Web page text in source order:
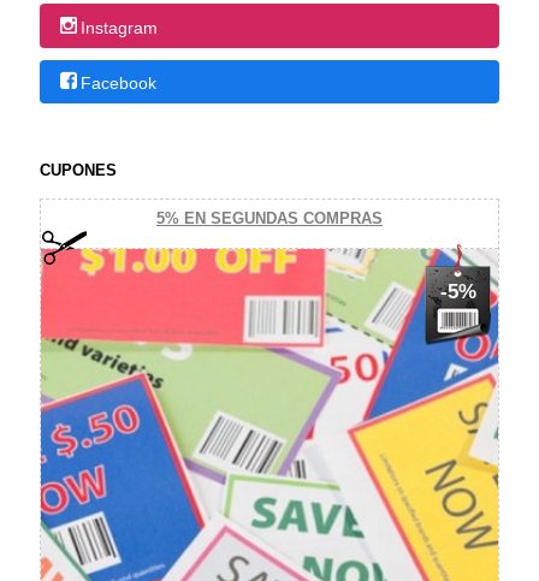
Instagram
Facebook
CUPONES
5% EN SEGUNDAS COMPRAS
-5%